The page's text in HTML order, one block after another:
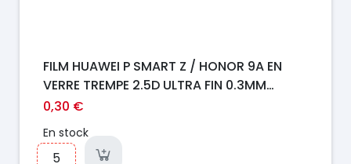
FILM HUAWEI P SMART Z / HONOR 9A EN
VERRE TREMPE 2.5D ULTRA FIN 0.3MM
INCASSABLE
0,30 €
En stock